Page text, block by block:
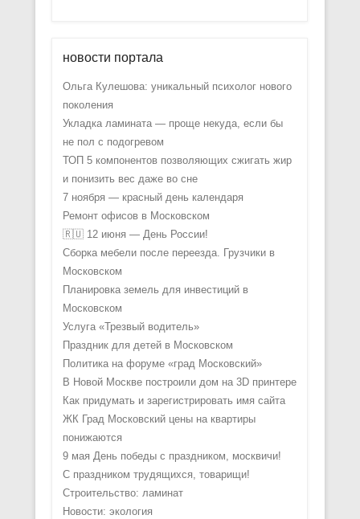
новости портала
Ольга Кулешова: уникальный психолог нового
поколения
Укладка ламината — проще некуда, если бы
не пол с подогревом
ТОП 5 компонентов позволяющих сжигать жир
и понизить вес даже во сне
7 ноября — красный день календаря
Ремонт офисов в Московском
🇷🇺 12 июня — День России!
Сборка мебели после переезда. Грузчики в
Московском
Планировка земель для инвестиций в
Московском
Услуга «Трезвый водитель»
Праздник для детей в Московском
Политика на форуме «град Московский»
В Новой Москве построили дом на 3D принтере
Как придумать и зарегистрировать имя сайта
ЖК Град Московский цены на квартиры
понижаются
9 мая День победы с праздником, москвичи!
С праздником трудящихся, товарищи!
Строительство: ламинат
Новости: экология